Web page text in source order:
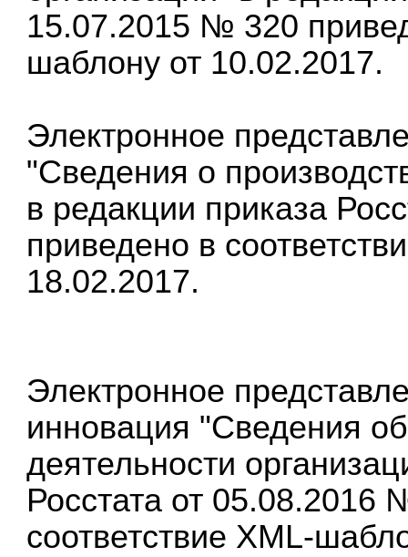
15.07.2015 № 320
шаблону от 10.02.2017.
Электронное
"Сведения о
в редакции приказа
приведено в
18.02.2017.
Электронное
инновация "Сведения
деятельности
Росстата от 05.08.2016
соответствие XML-